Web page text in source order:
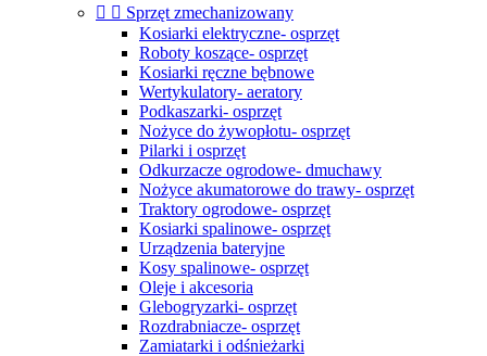
  Sprzęt zmechanizowany
Kosiarki elektryczne- osprzęt
Roboty koszące- osprzęt
Kosiarki ręczne bębnowe
Wertykulatory- aeratory
Podkaszarki- osprzęt
Nożyce do żywopłotu- osprzęt
Pilarki i osprzęt
Odkurzacze ogrodowe- dmuchawy
Nożyce akumatorowe do trawy- osprzęt
Traktory ogrodowe- osprzęt
Kosiarki spalinowe- osprzęt
Urządzenia bateryjne
Kosy spalinowe- osprzęt
Oleje i akcesoria
Glebogryzarki- osprzęt
Rozdrabniacze- osprzęt
Zamiatarki i odśnieżarki